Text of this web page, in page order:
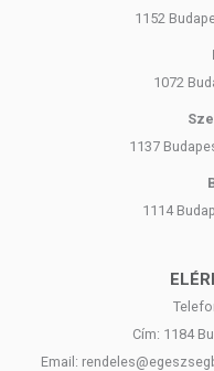
1152
1072
1137
1114
Cím: 1184
Email: